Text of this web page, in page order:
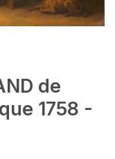
de
1758 -